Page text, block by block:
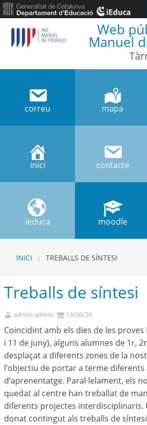
Web
Manuel
correu mapa
inici contacte
ieduca moodle
INICI TREBALLS DE SÍNTESI
Treballs de síntesi
admin admin 13/06/26
Coincidint amb els dies de les proves
i 11 de juny), alguns alumnes de 1r, 2n
desplaçat a diferents zones de la
l’objectiu de portar a terme
d’aprenentatge. Paral·lelament, els
quedat al centre han treballat de
diferents projectes interdisciplinaris.
donat contingut als treballs de